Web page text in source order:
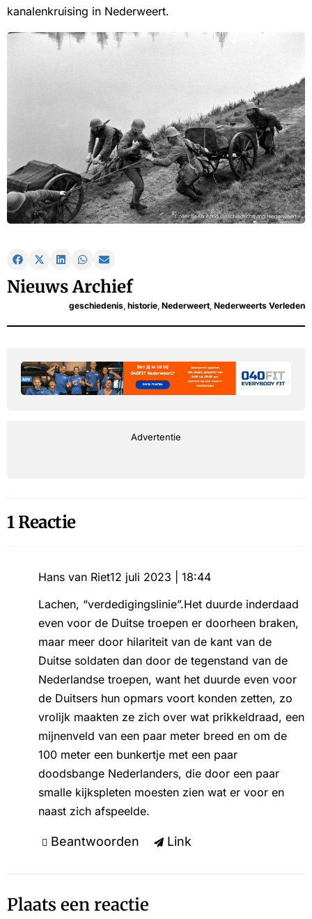
kanalenkruising in Nederweert.
Nieuws Archief
geschiedenis historie Nederweert Nederweerts Verleden
Advertentie
1 Reactie
Hans van Riet12 juli 2023 | 18:44
Lachen, “verdedigingslinie”.Het duurde inderdaad
even voor de Duitse troepen er doorheen braken,
maar meer door hilariteit van de kant van de
Duitse soldaten dan door de tegenstand van de
Nederlandse troepen, want het duurde even voor
de Duitsers hun opmars voort konden zetten, zo
vrolijk maakten ze zich over wat prikkeldraad, een
mijnenveld van een paar meter breed en om de
100 meter een bunkertje met een paar
doodsbange Nederlanders, die door een paar
smalle kijkspleten moesten zien wat er voor en
naast zich afspeelde.
Beantwoorden Link
Plaats een reactie